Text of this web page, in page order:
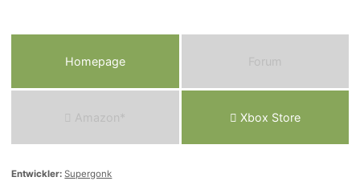
Homepage Forum
Amazon* Xbox Store
Entwickler: Supergonk